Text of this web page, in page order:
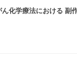
ん化学療法における 副